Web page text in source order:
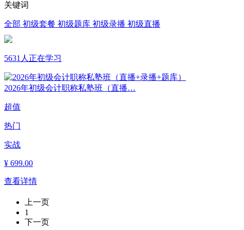
关键词
全部 初级套餐 初级题库 初级录播 初级直播
5631人正在学习
2026年初级会计职称私塾班（直播…
超值
热门
实战
¥ 699.00
查看详情
上一页
1
下一页